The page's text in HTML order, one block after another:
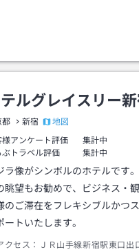
ルグレイスリー
都 新宿
地図
様アンケート評価
集計中
ぶトラベル評価
集計中
ラ像がシンボルのホテルです
眺望もお勧めで、ビジネス・
のご滞在をフレキシブルかつ
ートいたします。
クセス：
ＪＲ山手線新宿駅東口